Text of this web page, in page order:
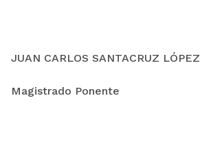
JUAN CARLOS SANTACRUZ LÓPEZ
Magistrado Ponente